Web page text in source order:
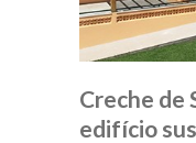
Creche de
edifício